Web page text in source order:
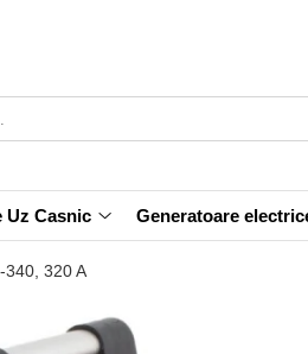
Uz Casnic Generatoare
340, 320 A